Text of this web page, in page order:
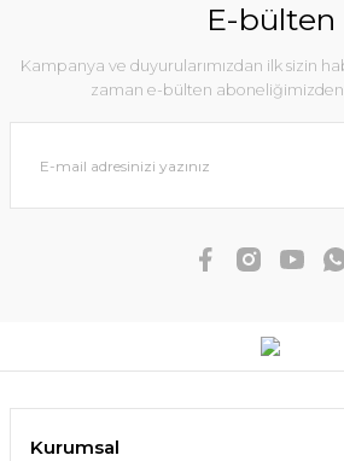
E-bülten
Kampanya ve duyurularımızdan ilk sizin
zaman e-bülten aboneliğimizden
Kurumsal